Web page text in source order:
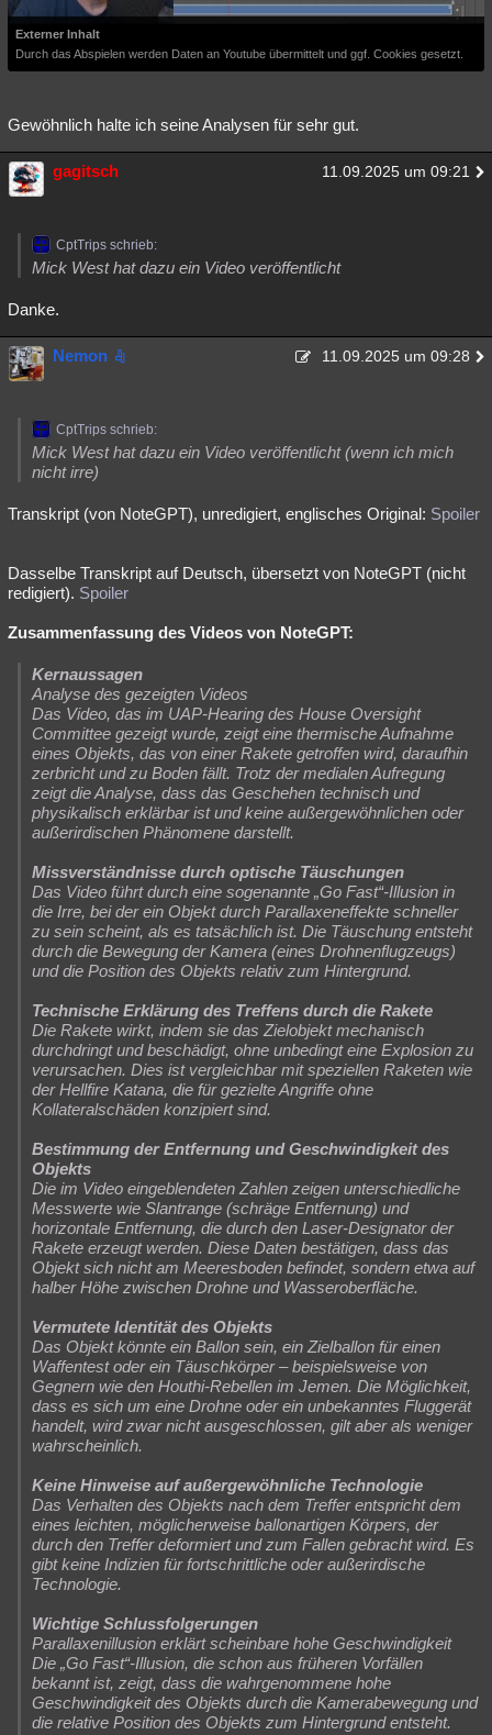
Externer Inhalt
Durch das Abspielen werden Daten an Youtube übermittelt und ggf. Cookies gesetzt.
Gewöhnlich halte ich seine Analysen für sehr gut.
gagitsch 11.09.2025 um 09:21
CptTrips schrieb:
Mick West hat dazu ein Video veröffentlicht
Danke.
Nemon 11.09.2025 um 09:28
CptTrips schrieb:
Mick West hat dazu ein Video veröffentlicht (wenn ich mich
nicht irre)
Transkript (von NoteGPT), unredigiert, englisches Original: Spoiler
Dasselbe Transkript auf Deutsch, übersetzt von NoteGPT (nicht
redigiert). Spoiler
Zusammenfassung des Videos von NoteGPT:
Kernaussagen
Analyse des gezeigten Videos
Das Video, das im UAP-Hearing des House Oversight
Committee gezeigt wurde, zeigt eine thermische Aufnahme
eines Objekts, das von einer Rakete getroffen wird, daraufhin
zerbricht und zu Boden fällt. Trotz der medialen Aufregung
zeigt die Analyse, dass das Geschehen technisch und
physikalisch erklärbar ist und keine außergewöhnlichen oder
außerirdischen Phänomene darstellt.
Missverständnisse durch optische Täuschungen
Das Video führt durch eine sogenannte „Go Fast“-Illusion in
die Irre, bei der ein Objekt durch Parallaxeneffekte schneller
zu sein scheint, als es tatsächlich ist. Die Täuschung entsteht
durch die Bewegung der Kamera (eines Drohnenflugzeugs)
und die Position des Objekts relativ zum Hintergrund.
Technische Erklärung des Treffens durch die Rakete
Die Rakete wirkt, indem sie das Zielobjekt mechanisch
durchdringt und beschädigt, ohne unbedingt eine Explosion zu
verursachen. Dies ist vergleichbar mit speziellen Raketen wie
der Hellfire Katana, die für gezielte Angriffe ohne
Kollateralschäden konzipiert sind.
Bestimmung der Entfernung und Geschwindigkeit des
Objekts
Die im Video eingeblendeten Zahlen zeigen unterschiedliche
Messwerte wie Slantrange (schräge Entfernung) und
horizontale Entfernung, die durch den Laser-Designator der
Rakete erzeugt werden. Diese Daten bestätigen, dass das
Objekt sich nicht am Meeresboden befindet, sondern etwa auf
halber Höhe zwischen Drohne und Wasseroberfläche.
Vermutete Identität des Objekts
Das Objekt könnte ein Ballon sein, ein Zielballon für einen
Waffentest oder ein Täuschkörper – beispielsweise von
Gegnern wie den Houthi-Rebellen im Jemen. Die Möglichkeit,
dass es sich um eine Drohne oder ein unbekanntes Fluggerät
handelt, wird zwar nicht ausgeschlossen, gilt aber als weniger
wahrscheinlich.
Keine Hinweise auf außergewöhnliche Technologie
Das Verhalten des Objekts nach dem Treffer entspricht dem
eines leichten, möglicherweise ballonartigen Körpers, der
durch den Treffer deformiert und zum Fallen gebracht wird. Es
gibt keine Indizien für fortschrittliche oder außerirdische
Technologie.
Wichtige Schlussfolgerungen
Parallaxenillusion erklärt scheinbare hohe Geschwindigkeit
Die „Go Fast“-Illusion, die schon aus früheren Vorfällen
bekannt ist, zeigt, dass die wahrgenommene hohe
Geschwindigkeit des Objekts durch die Kamerabewegung und
die relative Position des Objekts zum Hintergrund entsteht.